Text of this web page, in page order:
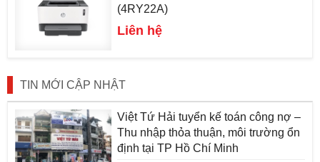
(4RY22A)
Liên hệ
TIN MỚI CẬP NHẬT
Việt Tứ Hải tuyển kế toán công nợ –
Thu nhập thỏa thuận, môi trường ổn
định tại TP Hồ Chí Minh